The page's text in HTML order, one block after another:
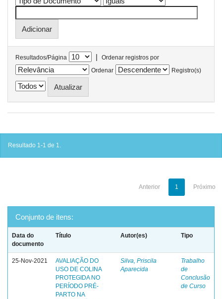
Resultados/Página |
Ordenar registros por
Ordenar
Registro(s)
Resultado 1-1 de 1.
Anterior 1 Próximo
Conjunto de itens:
Data do
documento
Título Autor(es) Tipo
25-Nov-2021
AVALIAÇÃO DO
USO DE COLINA
PROTEGIDA NO
PERÍODO PRÉ-
PARTO NA
Silva, Priscila
Aparecida
Trabalho
de
Conclusão
de Curso